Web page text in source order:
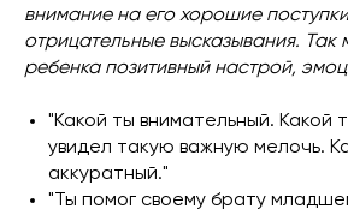
внимание на его хорошие
отрицательные высказывания.
ребенка позитивный настрой,
"Какой ты внимательный. Какой
увидел такую важную мелочь.
аккуратный."
"Ты помог своему брату